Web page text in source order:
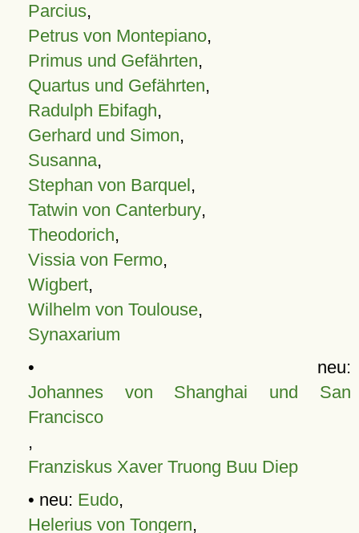
Parcius,
Petrus von Montepiano,
Primus und Gefährten,
Quartus und Gefährten,
Radulph Ebifagh,
Gerhard und Simon,
Susanna,
Stephan von Barquel,
Tatwin von Canterbury,
Theodorich,
Vissia von Fermo,
Wigbert,
Wilhelm von Toulouse,
Synaxarium
• neu:
Johannes von Shanghai und San
Francisco
,
Franziskus Xaver Truong Buu Diep
• neu: Eudo,
Helerius von Tongern,